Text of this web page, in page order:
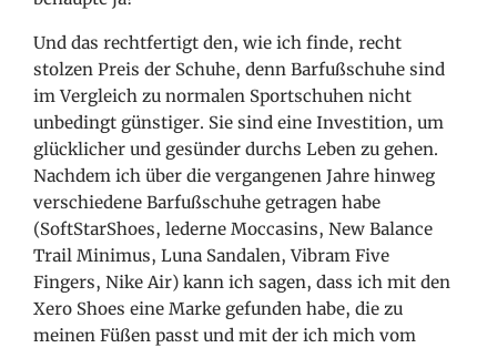
Und das rechtfertigt den, wie ich finde, recht
stolzen Preis der Schuhe, denn Barfußschuhe sind
im Vergleich zu normalen Sportschuhen nicht
unbedingt günstiger. Sie sind eine Investition, um
glücklicher und gesünder durchs Leben zu gehen.
Nachdem ich über die vergangenen Jahre hinweg
verschiedene Barfußschuhe getragen habe
(SoftStarShoes, lederne Moccasins, New Balance
Trail Minimus, Luna Sandalen, Vibram Five
Fingers, Nike Air) kann ich sagen, dass ich mit den
Xero Shoes eine Marke gefunden habe, die zu
meinen Füßen passt und mit der ich mich vom